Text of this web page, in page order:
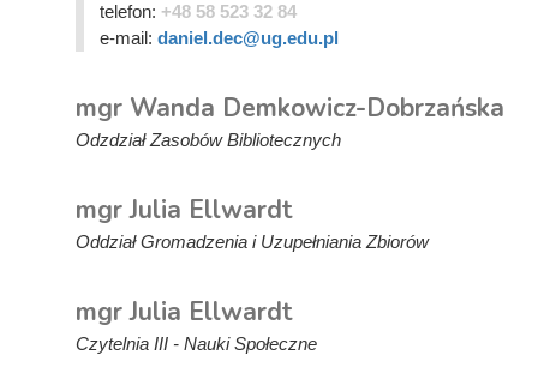
telefon: +48 58 523 32 84
e-mail: daniel.dec@ug.edu.pl
mgr Wanda Demkowicz-Dobrzańska
Odzdział Zasobów Bibliotecznych
mgr Julia Ellwardt
Oddział Gromadzenia i Uzupełniania Zbiorów
mgr Julia Ellwardt
Czytelnia III - Nauki Społeczne